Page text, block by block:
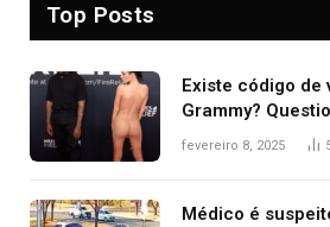
Top Posts
Existe código de
Grammy?
após Bianca
fevereiro 8, 2025
Médico é